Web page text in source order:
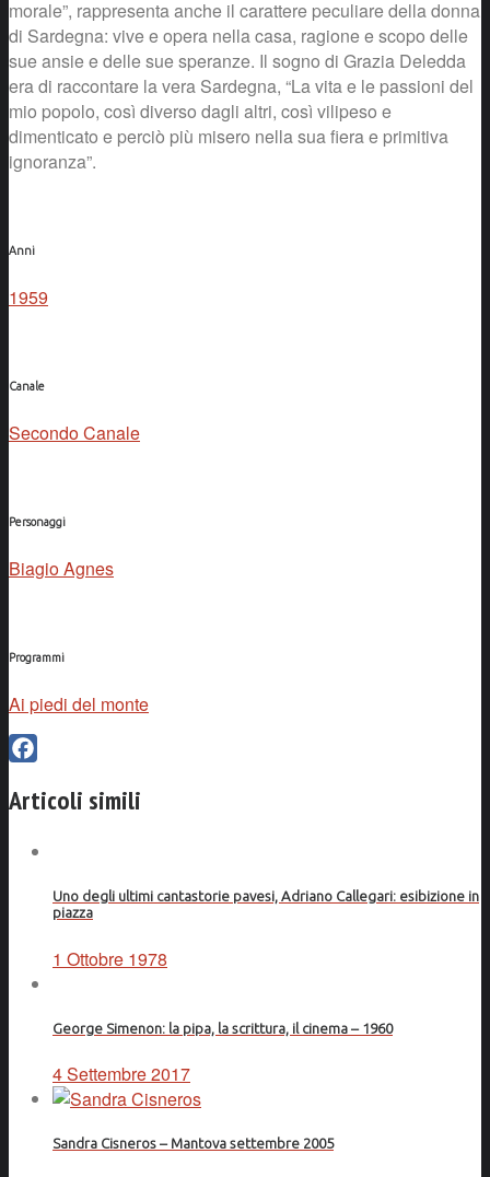
morale”, rappresenta anche il carattere peculiare della donna
di Sardegna: vive e opera nella casa, ragione e scopo delle
sue ansie e delle sue speranze. Il sogno di Grazia Deledda
era di raccontare la vera Sardegna, “La vita e le passioni del
mio popolo, così diverso dagli altri, così vilipeso e
dimenticato e perciò più misero nella sua fiera e primitiva
ignoranza”.
Anni
1959
Canale
Secondo Canale
Personaggi
Biagio Agnes
Programmi
Ai piedi del monte
Articoli simili
Uno degli ultimi cantastorie pavesi, Adriano Callegari: esibizione in
piazza
1 Ottobre 1978
George Simenon: la pipa, la scrittura, il cinema – 1960
4 Settembre 2017
Sandra Cisneros – Mantova settembre 2005